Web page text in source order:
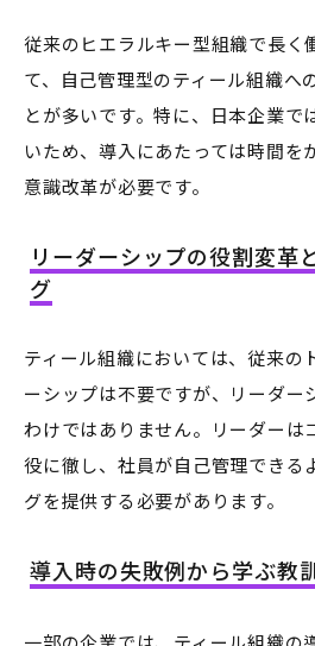
従来のヒエラルキー型組織で長く
て、自己管理型のティール組織へ
とが多いです。特に、日本企業で
いため、導入にあたっては時間を
意識改革が必要です。
リーダーシップの役割変革
グ
ティール組織においては、従来の
ーシップは不要ですが、リーダー
わけではありません。リーダーは
役に徹し、社員が自己管理できる
グを提供する必要があります。
導入時の失敗例から学ぶ教